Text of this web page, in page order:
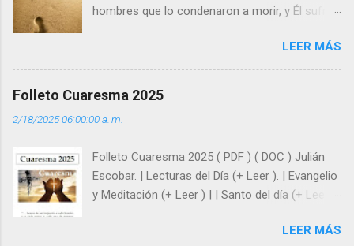
hombres que lo condenaron a morir, y Él sufrió
enseña Jesucristo? Que, si seguimos sus
huellas, sin ser superhombres, podemos
siempre está pendiente de nosotros. Amar es
y protegidos por nosotros. “ Señor, soy un
árbol sin frutos, pero tú me das la savia para
que al menos mis ramas y hojas den sombra
super hombre? - ¿Superas tu fragilidad con la
LEER MÁS
Folleto Cuaresma 2025
2/18/2025 06:00:00 a. m.
Folleto Cuaresma 2025 ( PDF ) ( DOC ) Julián
Escobar. | Lecturas del Día (+ Leer ). | Evangelio
y Meditación (+ Leer ) | | Santo del día (+ Leer )
LEER MÁS